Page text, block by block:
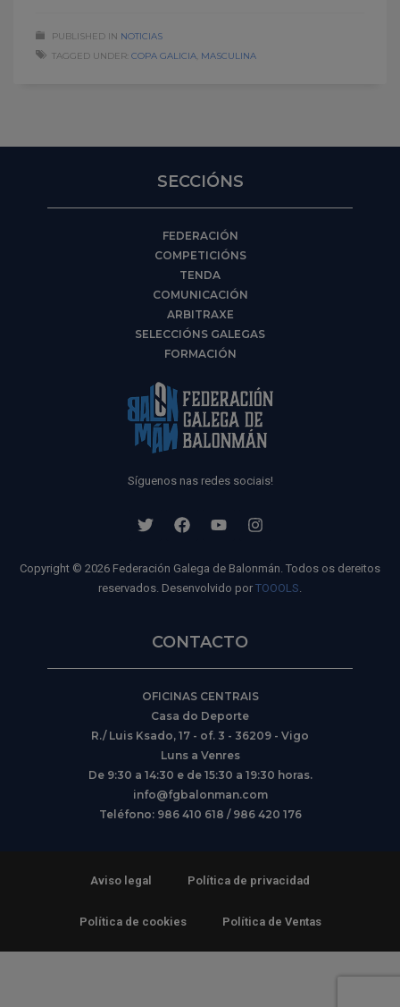
PUBLISHED IN NOTICIAS
TAGGED UNDER: COPA GALICIA MASCULINA
SECCIÓNS
FEDERACIÓN
COMPETICIÓNS
TENDA
COMUNICACIÓN
ARBITRAXE
SELECCIÓNS GALEGAS
FORMACIÓN
Síguenos nas redes sociais!
Copyright © 2026 Federación Galega de Balonmán. Todos os dereitos
reservados. Desenvolvido por TOOOLS.
CONTACTO
OFICINAS CENTRAIS
Casa do Deporte
R./ Luis Ksado, 17 - of. 3 - 36209 - Vigo
Luns a Venres
De 9:30 a 14:30 e de 15:30 a 19:30 horas.
info@fgbalonman.com
Teléfono: 986 410 618 / 986 420 176
Aviso legal Política de privacidad
Política de cookies Política de Ventas